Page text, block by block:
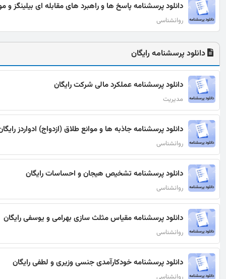
دانلود پرسشنامه پاسخ ها و راهبرد های مقابله ای بیلینگز
روانشناسی
دانلود پرسشنامه رایگان
دانلود پرسشنامه عملکرد مالی شرکت رایگان
مدیریت
دانلود پرسشنامه جاذبه ها و موانع طلاق (ازدواج) ادواردز
روانشناسی
دانلود پرسشنامه تشخیص هیجان و احساسات رایگان
روانشناسی
دانلود پرسشنامه مقیاس مثلث سازی بهرامی و یوسفی رایگان
روانشناسی
دانلود پرسشنامه خودکارآمدی جنسی وزیری و لطفی رایگان